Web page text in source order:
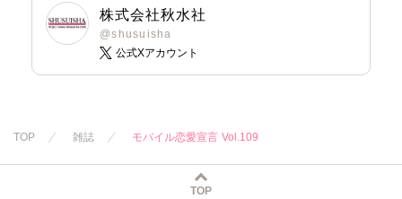
葉月かずお
みた森たつや
大谷みこと
浅ひるゆう
杏咲モラル
株式会社秋水社
@shusuisha
公式Xアカウント
TOP 雑誌 モバイル恋愛宣言 Vol.109
TOP